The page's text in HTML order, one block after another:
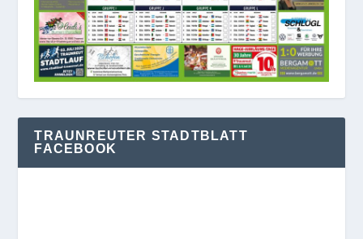
TRAUNREUTER STADTBLATT
FACEBOOK